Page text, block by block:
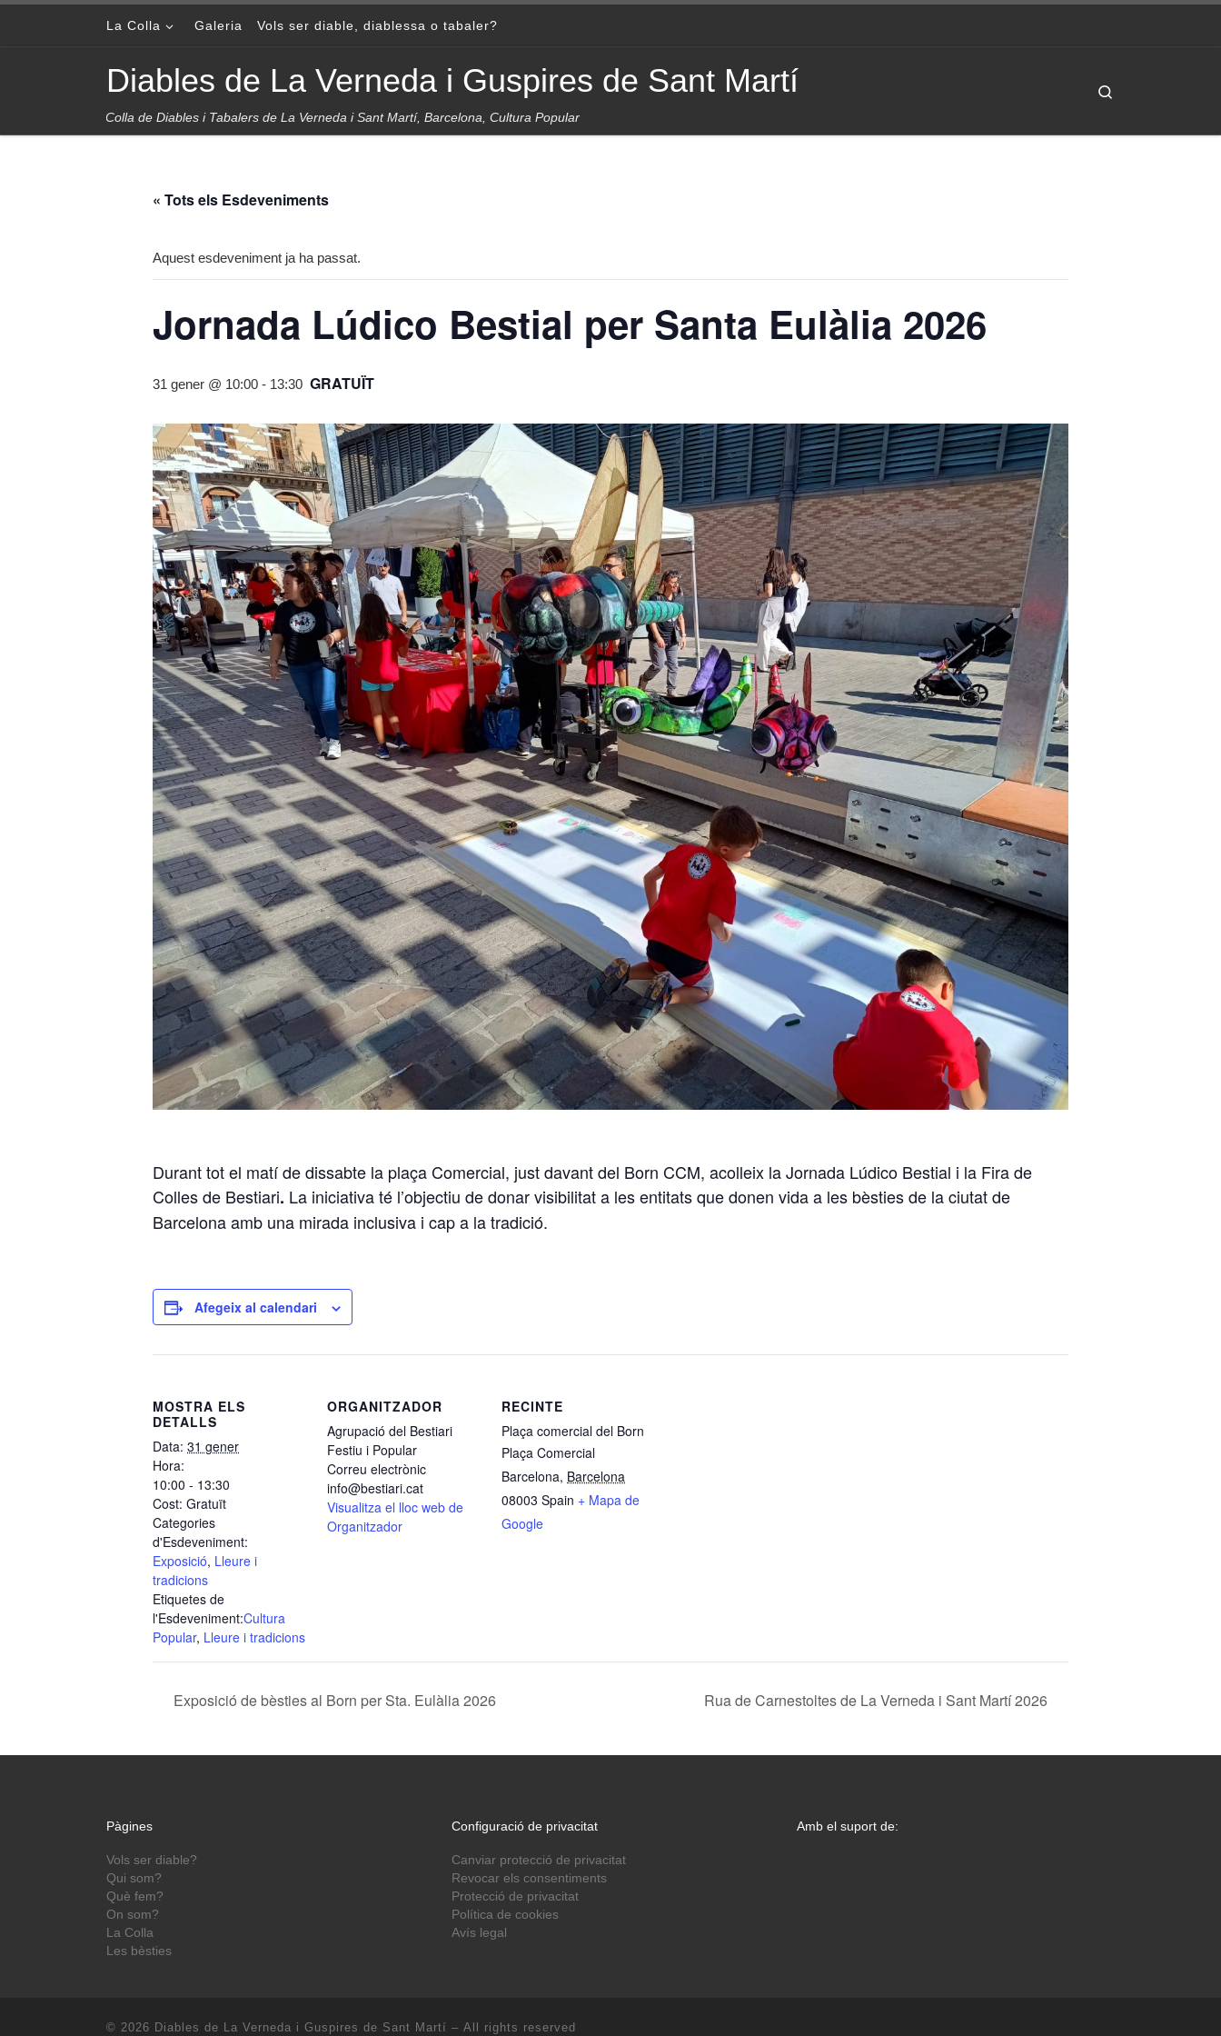
Skip to contentLa Colla Galeria Vols ser diable, diablessa o tabaler?
Diables de La Verneda i Guspires de Sant Martí
Colla de Diables i Tabalers de La Verneda i Sant Martí, Barcelona, Cultura Popular
« Tots els Esdeveniments
Aquest esdeveniment ja ha passat.
Jornada Lúdico Bestial per Santa Eulàlia 2026
31 gener @ 10:00 - 13:30 GRATUÏT
Durant tot el matí de dissabte la plaça Comercial, just davant del Born CCM, acolleix la Jornada Lúdico Bestial i la Fira de
Colles de Bestiari. La iniciativa té l’objectiu de donar visibilitat a les entitats que donen vida a les bèsties de la ciutat de
Barcelona amb una mirada inclusiva i cap a la tradició.
Afegeix al calendari
MOSTRA ELS
DETALLS
Data: 31 gener
Hora:
10:00 - 13:30
Cost: Gratuït
Categories
d'Esdeveniment:
Exposició, Lleure i
tradicions
Etiquetes de
l'Esdeveniment:Cultura
Popular, Lleure i tradicions
ORGANITZADOR
Agrupació del Bestiari
Festiu i Popular
Correu electrònic
info@bestiari.cat
Visualitza el lloc web de
Organitzador
RECINTE
Plaça comercial del Born
Plaça Comercial
Barcelona, Barcelona
08003 Spain + Mapa de
Google
Exposició de bèsties al Born per Sta. Eulàlia 2026 Rua de Carnestoltes de La Verneda i Sant Martí 2026
Pàgines
Vols ser diable?
Qui som?
Què fem?
On som?
La Colla
Les bèsties
Configuració de privacitat
Canviar protecció de privacitat
Revocar els consentiments
Protecció de privacitat
Política de cookies
Avís legal
Amb el suport de:
© 2026 Diables de La Verneda i Guspires de Sant Martí – All rights reserved